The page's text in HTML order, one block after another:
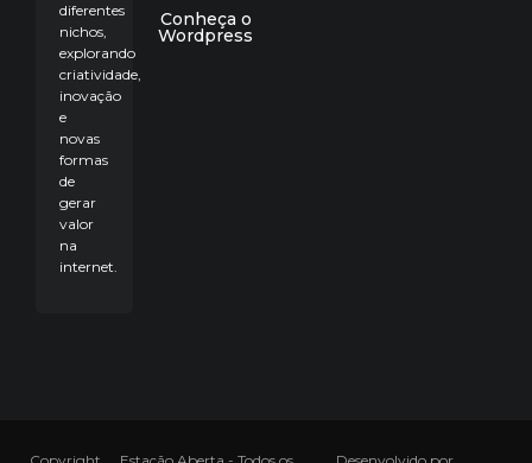
diferentes
nichos,
explorando
criatividade,
inovação
e
novas
formas
de
gerar
valor
na
internet.
Conheça o
Wordpress